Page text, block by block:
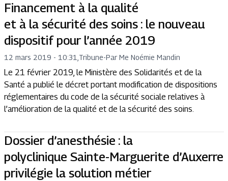
Financement à la qualité
et à la sécurité des soins : le nouveau
dispositif pour l’année 2019
12 mars 2019 - 10:31 Tribune-Par Me Noémie Mandin
Le 21 février 2019, le Ministère des Solidarités et de la
Santé a publié le décret portant modification de dispositions
réglementaires du code de la sécurité sociale relatives à
l’amélioration de la qualité et de la sécurité des soins.
Dossier d’anesthésie : la
polyclinique Sainte-Marguerite d’Auxerre
privilégie la solution métier